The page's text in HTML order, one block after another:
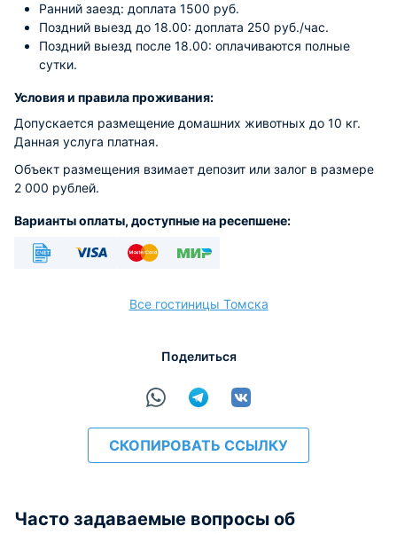
Ранний заезд: доплата 1500 руб.
Поздний выезд до 18.00: доплата 250 руб./час.
Поздний выезд после 18.00: оплачиваются полные
сутки.
Условия и правила проживания:
Допускается размещение домашних животных до 10 кг.
Данная услуга платная.
Объект размещения взимает депозит или залог в размере
2 000 рублей.
Варианты оплаты, доступные на ресепшене:
Все гостиницы Томска
Поделиться
СКОПИРОВАТЬ ССЫЛКУ
Часто задаваемые вопросы об